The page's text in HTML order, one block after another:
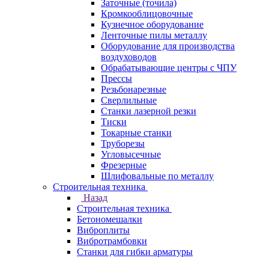
Заточные (точила)
Кромкооблицовочные
Кузнечное оборудование
Ленточные пилы металлу
Оборудование для производства
воздуховодов
Обрабатывающие центры с ЧПУ
Прессы
Резьбонарезные
Сверлильные
Станки лазерной резки
Тиски
Токарные станки
Труборезы
Угловысечные
Фрезерные
Шлифовальные по металлу
Строительная техника
Назад
Строительная техника
Бетономешалки
Виброплиты
Вибротрамбовки
Станки для гибки арматуры